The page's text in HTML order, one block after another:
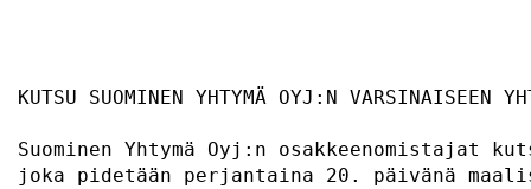
KUTSU SUOMINEN YHTYMÄ OYJ:N
Suominen Yhtymä Oyj:n osakkeenomistajat
joka pidetään perjantaina 20.